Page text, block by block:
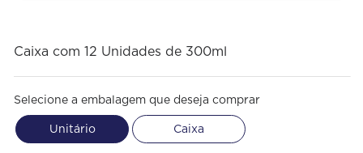
Caixa com 12 Unidades de 300ml
Selecione a embalagem que deseja comprar
Unitário Caixa